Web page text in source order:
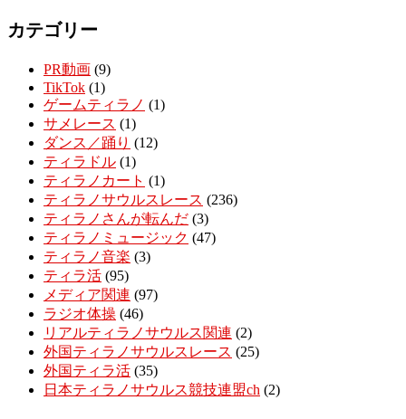
カテゴリー
PR動画 (9)
TikTok (1)
ゲームティラノ (1)
サメレース (1)
ダンス／踊り (12)
ティラドル (1)
ティラノカート (1)
ティラノサウルスレース (236)
ティラノさんが転んだ (3)
ティラノミュージック (47)
ティラノ音楽 (3)
ティラ活 (95)
メディア関連 (97)
ラジオ体操 (46)
リアルティラノサウルス関連 (2)
外国ティラノサウルスレース (25)
外国ティラ活 (35)
日本ティラノサウルス競技連盟ch (2)